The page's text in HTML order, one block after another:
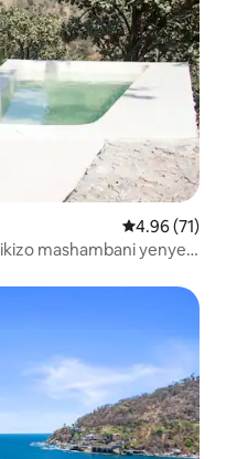
Ukadiriaji wa
4.96 (71)
mashambani yenye